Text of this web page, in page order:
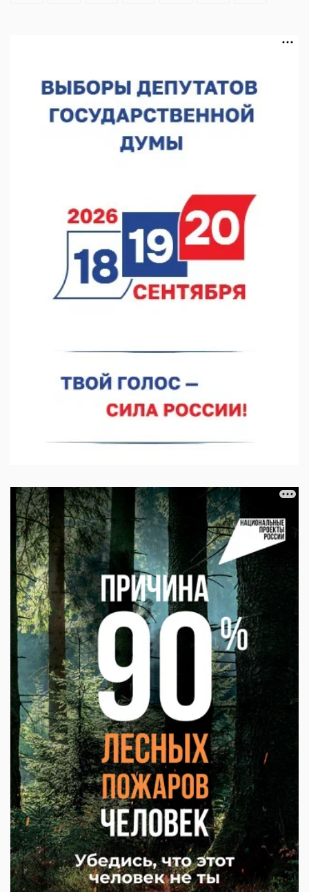
В Нижнем Новгороде прошло совещание Росгвардии
покраской телебашни
07.08.2026 11:20
В автобусах Арзамаса устанавливают терминалы оплаты
07.08.2026 11:03